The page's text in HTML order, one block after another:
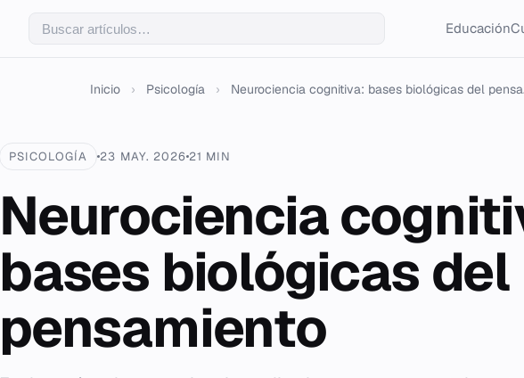
Educación
Inicio › Psicología › Neurociencia cognitiva: bases biológicas del
PSICOLOGÍA 23 MAY. 2026 21 MIN
Neurociencia
bases biológicas del
pensamiento